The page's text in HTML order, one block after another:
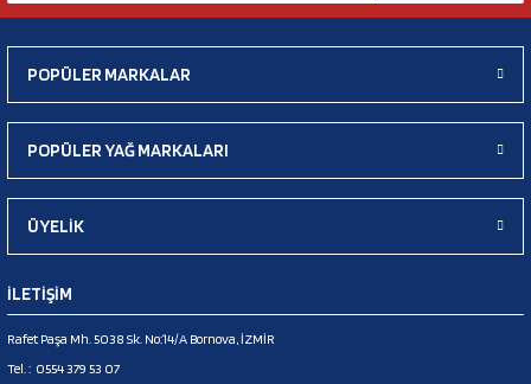
POPÜLER MARKALAR
POPÜLER YAĞ MARKALARI
ÜYELİK
İLETİŞİM
Rafet Paşa Mh. 5038 Sk. No:14/A Bornova, İZMİR
Tel. : 0554 379 53 07